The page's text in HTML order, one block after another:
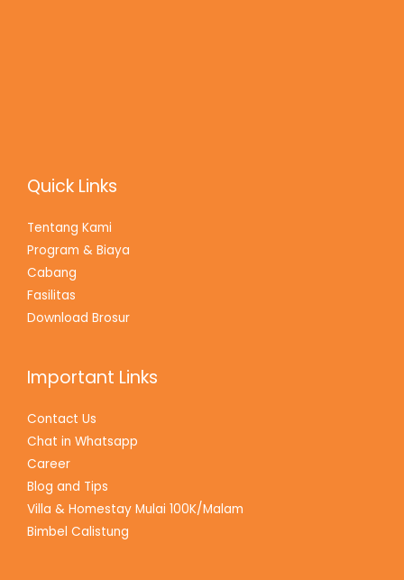
Quick Links
Tentang Kami
Program & Biaya
Cabang
Fasilitas
Download Brosur
Important Links
Contact Us
Chat in Whatsapp
Career
Blog and Tips
Villa & Homestay Mulai 100K/Malam
Bimbel Calistung